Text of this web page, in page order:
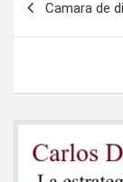
Camara de